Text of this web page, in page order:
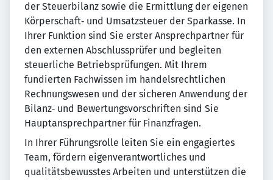
der Steuerbilanz sowie die Ermittlung der eigenen
Körperschaft‑ und Umsatzsteuer der Sparkasse. In
Ihrer Funktion sind Sie erster Ansprechpartner für
den externen Abschlussprüfer und begleiten
steuerliche Betriebsprüfungen. Mit Ihrem
fundierten Fachwissen im handelsrechtlichen
Rechnungswesen und der sicheren Anwendung der
Bilanz‑ und Bewertungsvorschriften sind Sie
Hauptansprechpartner für Finanzfragen.
In Ihrer Führungsrolle leiten Sie ein engagiertes
Team, fördern eigenverantwortliches und
qualitätsbewusstes Arbeiten und unterstützen die